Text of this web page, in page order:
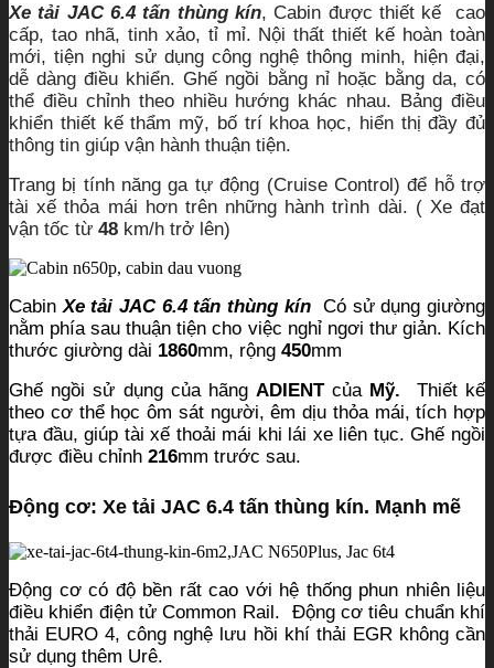
Xe tải JAC 6.4 tấn thùng kín, Cabin được thiết kế cao
cấp, tao nhã, tinh xảo, tỉ mỉ. Nội thất thiết kế hoàn toàn
mới, tiện nghi sử dụng công nghệ thông minh, hiện đại,
dễ dàng điều khiển. Ghế ngồi bằng nỉ hoặc bằng da, có
thể điều chỉnh theo nhiều hướng khác nhau. Bảng điều
khiển thiết kế thẩm mỹ, bố trí khoa học, hiển thị đầy đủ
thông tin giúp vận hành thuận tiện.
Trang bị tính năng ga tự động (Cruise Control) để hỗ trợ
tài xế thỏa mái hơn trên những hành trình dài. ( Xe đạt
vận tốc từ 48 km/h trở lên)
Cabin Xe tải JAC 6.4 tấn thùng kín Có sử dụng giường
nằm phía sau thuận tiện cho việc nghỉ ngơi thư giản. Kích
thước giường dài 1860mm, rộng 450mm
Ghế ngồi sử dụng của hãng ADIENTcủa Mỹ.
Thiết kế
theo cơ thể học ôm sát người, êm dịu thỏa mái, tích hợp
tựa đầu, giúp tài xế thoải mái khi lái xe liên tục. Ghế ngồi
được điều chỉnh 216mm trước sau.
Động cơ: Xe tải JAC 6.4 tấn thùng kín. Mạnh mẽ
Động cơ có độ bền rất cao với hệ thống phun nhiên liệu
điều khiển điện tử Common Rail. Động cơ tiêu chuẩn khí
thải EURO 4, công nghệ lưu hồi khí thải EGR không cần
sử dụng thêm Urê.